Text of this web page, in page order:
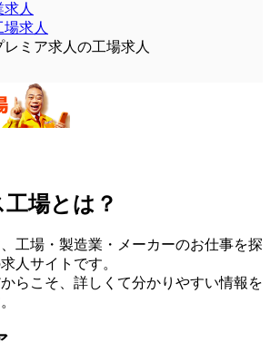
人
求人
ミア求人の工場求人
場とは？
工場・製造業・メーカーのお仕事を探
人サイトです。
らこそ、詳しくて分かりやすい情報を